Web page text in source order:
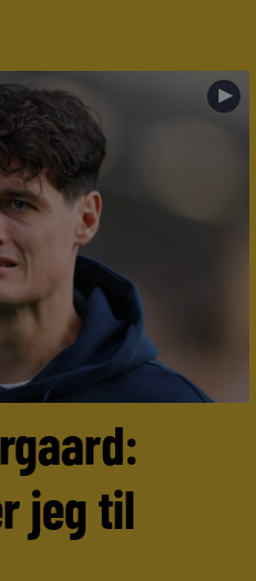
►
jeg til